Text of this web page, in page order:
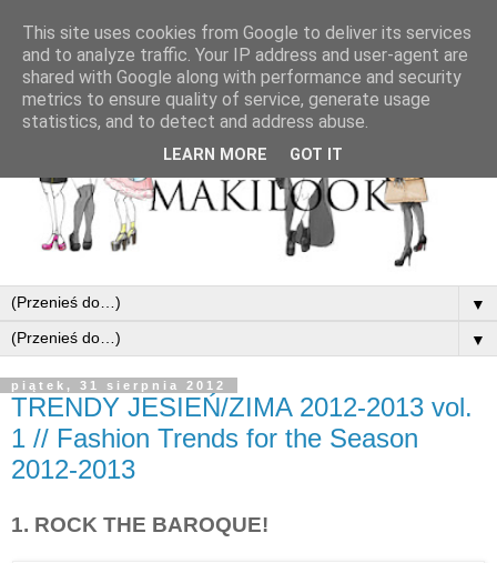
▼
▼
piątek, 31 sierpnia 2012
TRENDY JESIEŃ/ZIMA 2012-2013 vol.
1 // Fashion Trends for the Season
2012-2013
1. ROCK THE BAROQUE!
This site uses cookies from Google to deliver its services
and to analyze traffic. Your IP address and user-agent are
shared with Google along with performance and security
metrics to ensure quality of service, generate usage
statistics, and to detect and address abuse.
LEARN MORE GOT IT